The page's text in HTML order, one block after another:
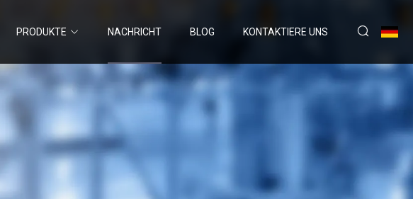
PRODUKTE NACHRICHT BLOG KONTAKTIERE UNS